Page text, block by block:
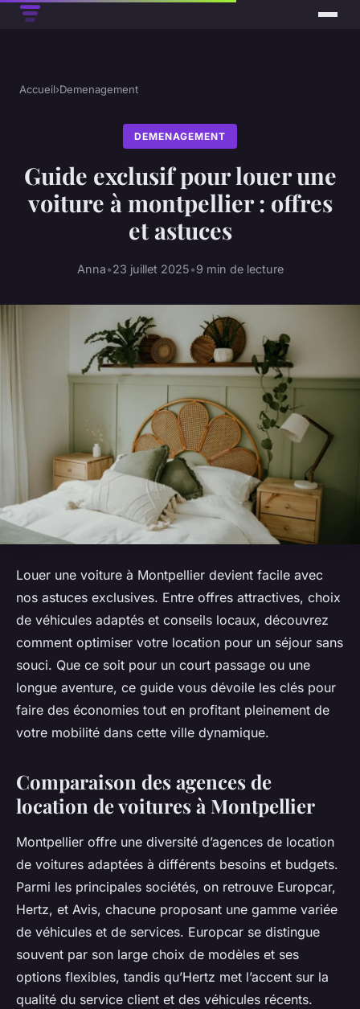
Accueil›Demenagement
DEMENAGEMENT
Guide exclusif pour louer une
voiture à montpellier : offres
et astuces
Anna•23 juillet 2025•9 min de lecture
Louer une voiture à Montpellier devient facile avec
nos astuces exclusives. Entre offres attractives, choix
de véhicules adaptés et conseils locaux, découvrez
comment optimiser votre location pour un séjour sans
souci. Que ce soit pour un court passage ou une
longue aventure, ce guide vous dévoile les clés pour
faire des économies tout en profitant pleinement de
votre mobilité dans cette ville dynamique.
Comparaison des agences de
location de voitures à Montpellier
Montpellier offre une diversité d’agences de location
de voitures adaptées à différents besoins et budgets.
Parmi les principales sociétés, on retrouve Europcar,
Hertz, et Avis, chacune proposant une gamme variée
de véhicules et de services. Europcar se distingue
souvent par son large choix de modèles et ses
options flexibles, tandis qu’Hertz met l’accent sur la
qualité du service client et des véhicules récents.